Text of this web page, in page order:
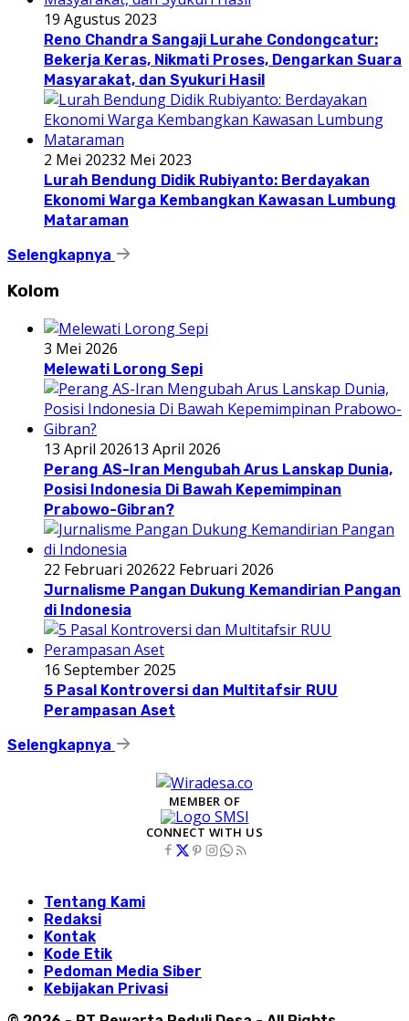
19 Agustus 2023
Reno Chandra Sangaji Lurahe Condongcatur:
Bekerja Keras, Nikmati Proses, Dengarkan Suara
Masyarakat, dan Syukuri Hasil
2 Mei 20232 Mei 2023
Lurah Bendung Didik Rubiyanto: Berdayakan
Ekonomi Warga Kembangkan Kawasan Lumbung
Mataraman
Selengkapnya
Kolom
3 Mei 2026
Melewati Lorong Sepi
13 April 202613 April 2026
Perang AS-Iran Mengubah Arus Lanskap Dunia,
Posisi Indonesia Di Bawah Kepemimpinan
Prabowo-Gibran?
22 Februari 202622 Februari 2026
Jurnalisme Pangan Dukung Kemandirian Pangan
di Indonesia
16 September 2025
5 Pasal Kontroversi dan Multitafsir RUU
Perampasan Aset
Selengkapnya
MEMBER OF
CONNECT WITH US
Tentang Kami
Redaksi
Kontak
Kode Etik
Pedoman Media Siber
Kebijakan Privasi